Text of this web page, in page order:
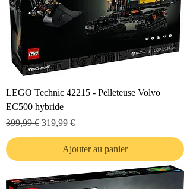
LEGO Technic 42215 - Pelleteuse Volvo
EC500 hybride
Prix original
399,99 € Prix promotionnel
319,99 €
Ajouter au panier